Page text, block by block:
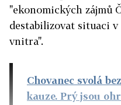
"ekonomických zájmů
destabilizovat situaci
vnitra".
Chovanec svolá
kauze. Prý jsou